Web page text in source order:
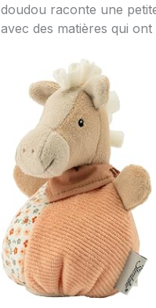
doudou raconte une
avec des matières qui